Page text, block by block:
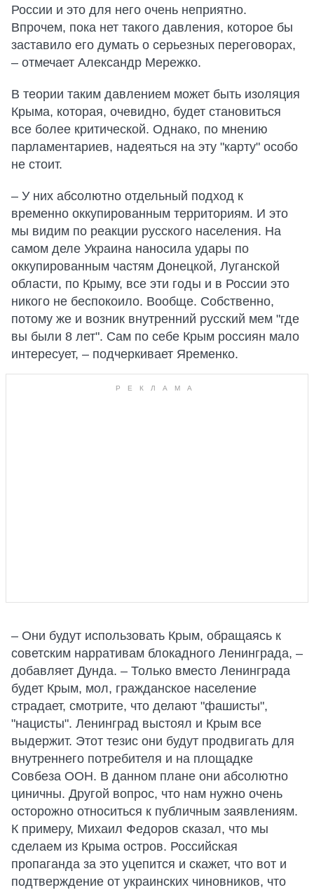
России и это для него очень неприятно.
Впрочем, пока нет такого давления, которое бы
заставило его думать о серьезных переговорах,
– отмечает Александр Мережко.
В теории таким давлением может быть изоляция
Крыма, которая, очевидно, будет становиться
все более критической. Однако, по мнению
парламентариев, надеяться на эту "карту" особо
не стоит.
– У них абсолютно отдельный подход к
временно оккупированным территориям. И это
мы видим по реакции русского населения. На
самом деле Украина наносила удары по
оккупированным частям Донецкой, Луганской
области, по Крыму, все эти годы и в России это
никого не беспокоило. Вообще. Собственно,
потому же и возник внутренний русский мем "где
вы были 8 лет". Сам по себе Крым россиян мало
интересует, – подчеркивает Яременко.
– Они будут использовать Крым, обращаясь к
советским нарративам блокадного Ленинграда, –
добавляет Дунда. – Только вместо Ленинграда
будет Крым, мол, гражданское население
страдает, смотрите, что делают "фашисты",
"нацисты". Ленинград выстоял и Крым все
выдержит. Этот тезис они будут продвигать для
внутреннего потребителя и на площадке
Совбеза ООН. В данном плане они абсолютно
циничны. Другой вопрос, что нам нужно очень
осторожно относиться к публичным заявлениям.
К примеру, Михаил Федоров сказал, что мы
сделаем из Крыма остров. Российская
пропаганда за это уцепится и скажет, что вот и
подтверждение от украинских чиновников, что